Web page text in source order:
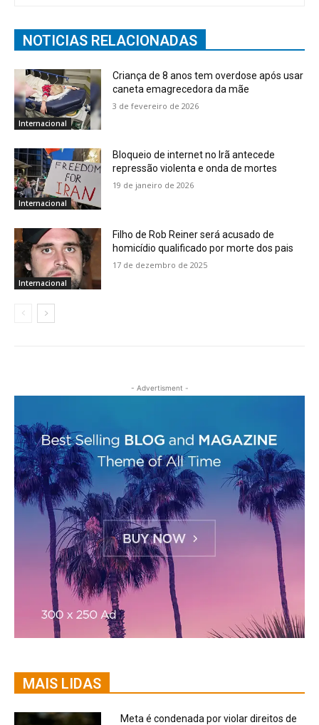
NOTICIAS RELACIONADAS
Internacional
Criança de 8 anos tem overdose após usar
caneta emagrecedora da mãe
3 de fevereiro de 2026
Internacional
Bloqueio de internet no Irã antecede
repressão violenta e onda de mortes
19 de janeiro de 2026
Internacional
Filho de Rob Reiner será acusado de
homicídio qualificado por morte dos pais
17 de dezembro de 2025
- Advertisment -
MAIS LIDAS
Meta é condenada por violar direitos de